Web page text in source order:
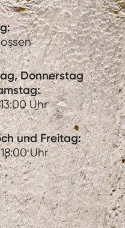
Donnerstag
Uhr
und Freitag:
Uhr